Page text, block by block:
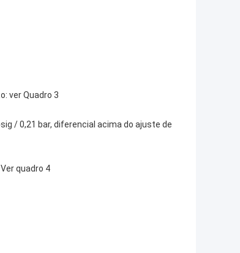
ver Quadro 3
/ 0,21 bar, diferencial acima do ajuste de
quadro 4